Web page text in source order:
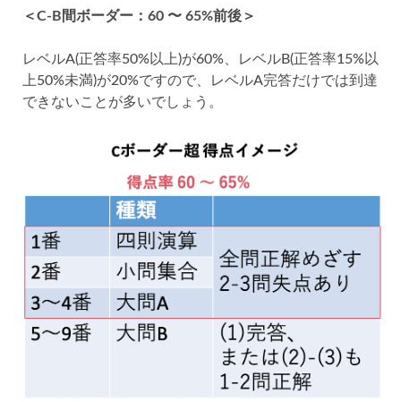
＜C-B間ボーダー：60 〜 65%前後＞
レベルA(正答率50%以上)が60%、レベルB(正答率15%以
上50%未満)が20%ですので、レベルA完答だけでは到達
できないことが多いでしょう。